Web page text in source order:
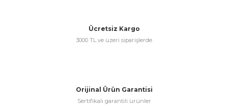
Ücretsiz Kargo
3000 TL ve üzeri siparişlerde
Orijinal Ürün Garantisi
Sertifikalı garantili ürünler